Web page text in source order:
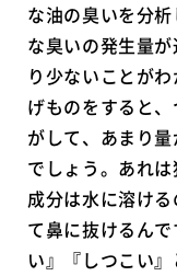
な油の臭いを分
な臭いの発生量
り少ないことが
げものをすると
がして、あまり
でしょう。あれ
成分は水に溶け
て鼻に抜けるん
い』『しつこい